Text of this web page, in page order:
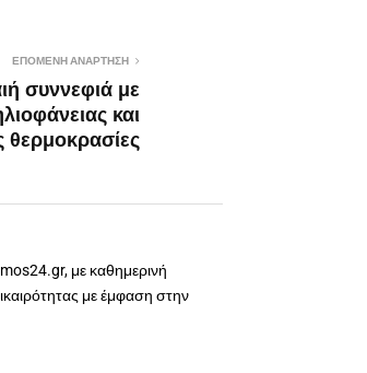
ΕΠΌΜΕΝΗ ΑΝΆΡΤΗΣΗ
συννεφιά με
και
θερμοκρασίες
με καθημερινή
με έμφαση στην